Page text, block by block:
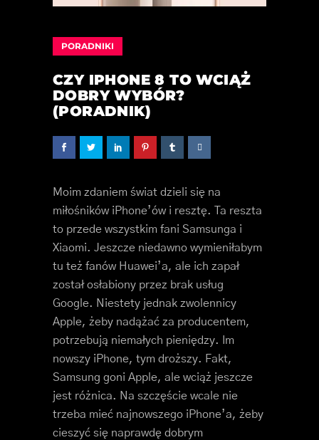
PORADNIKI
CZY IPHONE 8 TO WCIĄŻ
DOBRY WYBÓR?
(PORADNIK)
Moim zdaniem świat dzieli się na
miłośników iPhone’ów i resztę. Ta reszta
to przede wszystkim fani Samsunga i
Xiaomi. Jeszcze niedawno wymieniłabym
tu też fanów Huawei’a, ale ich zapał
został osłabiony przez brak usług
Google. Niestety jednak zwolennicy
Apple, żeby nadążać za producentem,
potrzebują niemałych pieniędzy. Im
nowszy iPhone, tym droższy. Fakt,
Samsung goni Apple, ale wciąż jeszcze
jest różnica. Na szczęście wcale nie
trzeba mieć najnowszego iPhone’a, żeby
cieszyć się naprawdę dobrym